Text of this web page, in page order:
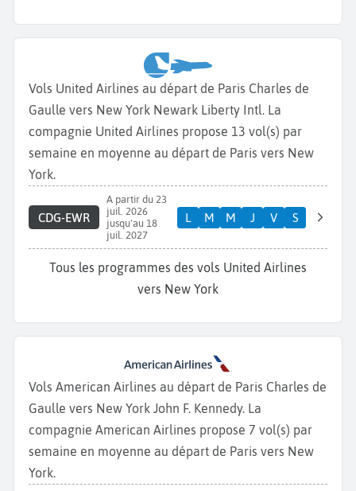
Vols United Airlines au départ de Paris Charles de
Gaulle vers New York Newark Liberty Intl. La
compagnie United Airlines propose 13 vol(s) par
semaine en moyenne au départ de Paris vers New
York.
CDG-EWR
A partir du 23
juil. 2026
jusqu'au 18
juil. 2027
L M M J V S
Tous les programmes des vols United Airlines
vers New York
Vols American Airlines au départ de Paris Charles de
Gaulle vers New York John F. Kennedy. La
compagnie American Airlines propose 7 vol(s) par
semaine en moyenne au départ de Paris vers New
York.